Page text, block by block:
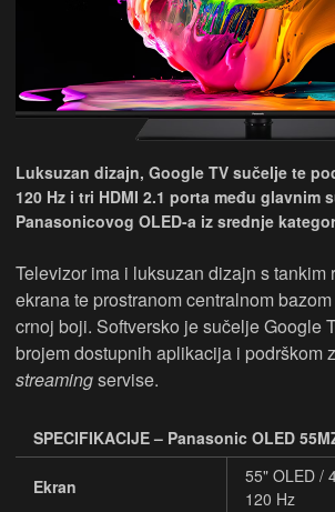
Luksuzan dizajn, Google TV sučelje te
120 Hz i tri HDMI 2.1 porta među glavnim
Panasonicovog OLED-a iz srednje
Televizor ima i luksuzan dizajn s tankim
ekrana te prostranom centralnom
crnoj boji. Softversko je sučelje Google
brojem dostupnih aplikacija i podrškom
streamingservise.
SPECIFIKACIJE – Panasonic OLED
Ekran
55" OLED /
120 Hz